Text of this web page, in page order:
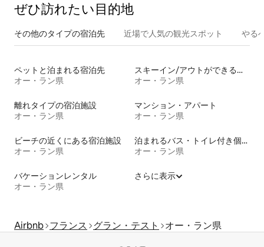
ぜひ訪⁠れ⁠た⁠い目⁠的⁠地
その他のタ⁠イ⁠プ⁠の宿⁠泊⁠先 近場で人気の観光スポット やる
ペットと泊まれる宿泊先
オー・ラン県
スキーイン/アウトができる宿泊先
オー・ラン県
離れタイプの宿泊施設
オー・ラン県
マンション・アパート
オー・ラン県
ビーチの近くにある宿泊施設
オー・ラン県
泊まれるバス・トイレ付き個室
オー・ラン県
バケーションレンタル
オー・ラン県
さらに表示
Airbnb フランス グラン・テスト オー・ラン県